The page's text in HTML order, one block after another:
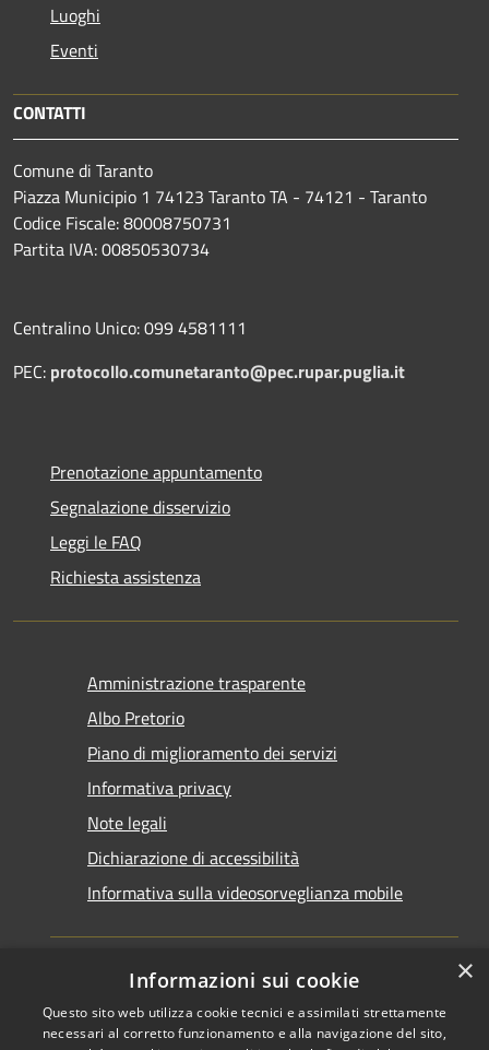
Luoghi
Eventi
CONTATTI
Comune di Taranto
Piazza Municipio 1 74123 Taranto TA - 74121 - Taranto
Codice Fiscale: 80008750731
Partita IVA: 00850530734
Centralino Unico: 099 4581111
PEC: protocollo.comunetaranto@pec.rupar.puglia.it
Prenotazione appuntamento
Segnalazione disservizio
Leggi le FAQ
Richiesta assistenza
Amministrazione trasparente
Albo Pretorio
Piano di miglioramento dei servizi
Informativa privacy
Note legali
Dichiarazione di accessibilità
Informativa sulla videosorveglianza mobile
RSS
Copyright © 2026 • Comune di
×
Informazioni sui cookie
Questo sito web utilizza cookie tecnici e assimilati strettamente
necessari al corretto funzionamento e alla navigazione del sito,